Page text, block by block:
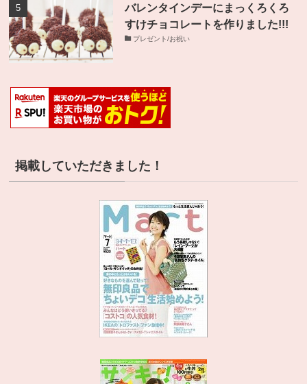
バレンタインデーにまっくろくろ
すけチョコレートを作りました!!!
プレゼント/お祝い
掲載していただきました！